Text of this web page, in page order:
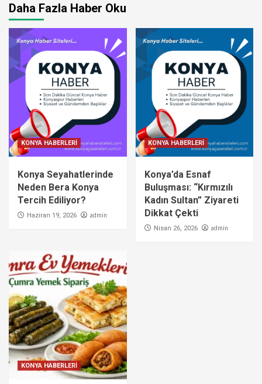
Daha Fazla Haber Oku
KONYA HABERLERİ
Konya Seyahatlerinde
Neden Bera Konya
Tercih Ediliyor?
Haziran 19, 2026 admin
KONYA HABERLERİ
Konya’da Esnaf
Buluşması: “Kırmızılı
Kadın Sultan” Ziyareti
Dikkat Çekti
Nisan 26, 2026 admin
KONYA HABERLERİ